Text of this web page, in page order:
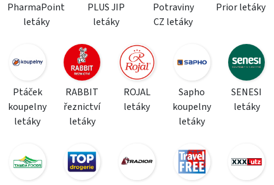
PharmaPoint
letáky
PLUS JIP
letáky
Potraviny
CZ letáky
Prior letáky
Ptáček
koupelny
letáky
RABBIT
řeznictví
letáky
ROJAL
letáky
Sapho
koupelny
letáky
SENESI
letáky